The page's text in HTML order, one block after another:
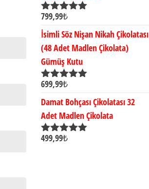
5 üzerinden
799,99₺
İsimli Söz Nişan Nikah Çikolatası
(48 Adet Madlen Çikolata)
Gümüş Kutu
5 üzerinden
699,99₺
Damat Bohçası Çikolatası 32
Adet Madlen Çikolata
5 üzerinden
499,99₺